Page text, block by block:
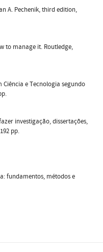
A. Pechenik, third edition,
to manage it. Routledge,
Ciência e Tecnologia segundo
investigação, dissertações,
pp.
fundamentos, métodos e